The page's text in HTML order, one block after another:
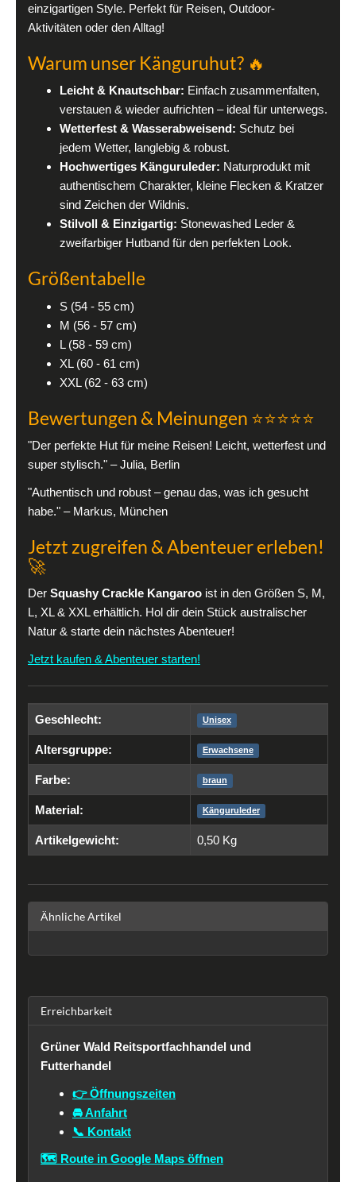
einzigartigen Style. Perfekt für Reisen, Outdoor-
Aktivitäten oder den Alltag!
Warum unser Känguruhut? 🔥
Leicht & Knautschbar: Einfach zusammenfalten,
verstauen & wieder aufrichten – ideal für unterwegs.
Wetterfest & Wasserabweisend: Schutz bei
jedem Wetter, langlebig & robust.
Hochwertiges Känguruleder: Naturprodukt mit
authentischem Charakter, kleine Flecken & Kratzer
sind Zeichen der Wildnis.
Stilvoll & Einzigartig: Stonewashed Leder &
zweifarbiger Hutband für den perfekten Look.
Größentabelle
S (54 - 55 cm)
M (56 - 57 cm)
L (58 - 59 cm)
XL (60 - 61 cm)
XXL (62 - 63 cm)
Bewertungen & Meinungen ⭐⭐⭐⭐⭐
"Der perfekte Hut für meine Reisen! Leicht, wetterfest und
super stylisch." – Julia, Berlin
"Authentisch und robust – genau das, was ich gesucht
habe." – Markus, München
Jetzt zugreifen & Abenteuer erleben!
🚀
Der Squashy Crackle Kangaroo ist in den Größen S, M,
L, XL & XXL erhältlich. Hol dir dein Stück australischer
Natur & starte dein nächstes Abenteuer!
Jetzt kaufen & Abenteuer starten!
Geschlecht: Unisex
Altersgruppe: Erwachsene
Farbe: braun
Material: Känguruleder
Artikelgewicht: 0,50 Kg
Ähnliche Artikel
Erreichbarkeit
Grüner Wald Reitsportfachhandel und
Futterhandel
👉 Öffnungszeiten
🚘 Anfahrt
📞 Kontakt
🗺️ Route in Google Maps öffnen